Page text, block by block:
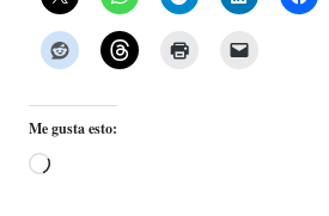
Me gusta esto:
Cargando...